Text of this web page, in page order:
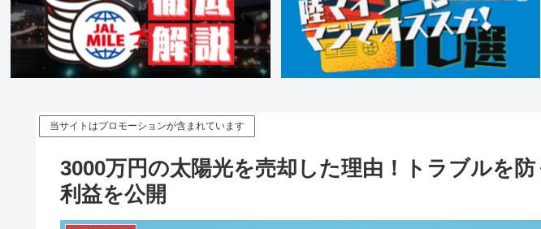
当サイトはプロモーションが含まれています
3000万円の太陽光を売却した理由！トラブルを
利益を公開